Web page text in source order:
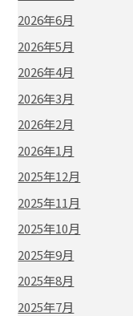
2026年6月
2026年5月
2026年4月
2026年3月
2026年2月
2026年1月
2025年12月
2025年11月
2025年10月
2025年9月
2025年8月
2025年7月